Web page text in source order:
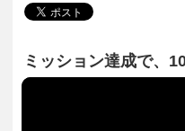
ミッション達成で、